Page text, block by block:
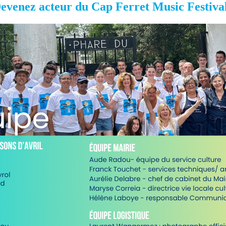
acteur du Cap Ferret Music